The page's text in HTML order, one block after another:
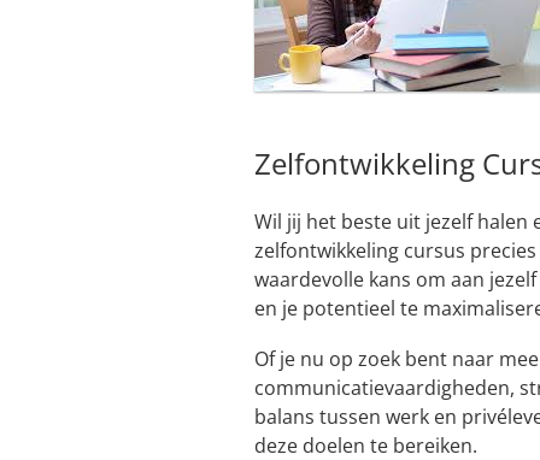
Zelfontwikkeling
Wil jij het beste uit jezelf halen
zelfontwikkeling cursus
waardevolle kans om aan
en je potentieel te
Of je nu op zoek bent naar
communicatievaardigheden,
balans tussen werk en
deze doelen te bereiken.